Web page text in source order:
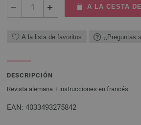
A LA CESTA
A la lista de favoritos ¿Preguntas
DESCRIPCIÓN
Revista alemana + instrucciones en francés
EAN: 4033493275842